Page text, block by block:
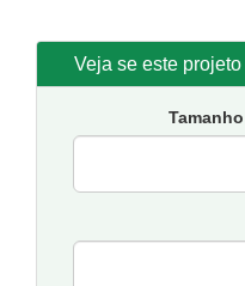
Sugestão de terreno para
por 20 metros de fundos.
Veja se este